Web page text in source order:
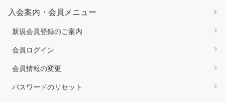
入会案内・会員メニュー
新規会員登録のご案内
会員ログイン
会員情報の変更
パスワードのリセット